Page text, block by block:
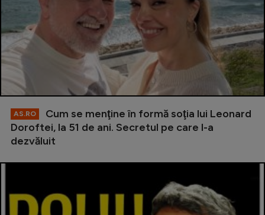
AS.RO
Cum se menţine în formă soţia lui Leonard
Doroftei, la 51 de ani. Secretul pe care l-a
dezvăluit